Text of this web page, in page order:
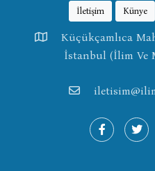
İletişim Künye
Küçükçamlıca
İstanbul (İlim Ve